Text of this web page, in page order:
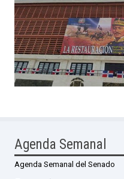
Agenda Semanal
Agenda Semanal del Senado